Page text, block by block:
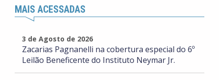
MAIS ACESSADAS
3 de Agosto de 2026
Zacarias Pagnanelli na cobertura especial do 6º
Leilão Beneficente do Instituto Neymar Jr.